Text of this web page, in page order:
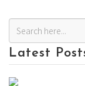
Latest